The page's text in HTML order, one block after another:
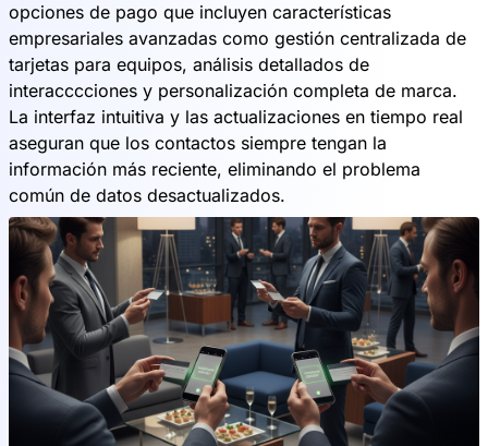
opciones de pago que incluyen características
empresariales avanzadas como gestión centralizada de
tarjetas para equipos, análisis detallados de
interacccciones y personalización completa de marca.
La interfaz intuitiva y las actualizaciones en tiempo real
aseguran que los contactos siempre tengan la
información más reciente, eliminando el problema
común de datos desactualizados.